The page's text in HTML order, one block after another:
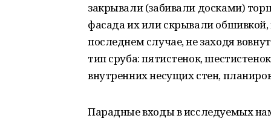
закрывали (забивали досками)
фасада их или скрывали
последнем случае, не заходя
тип сруба: пятистенок,
внутренних несущих стен,
Парадные входы в исследуемых